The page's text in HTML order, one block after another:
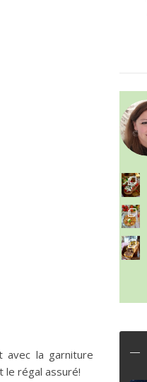
avec la garniture
le régal assuré!
~ SALADE DE PÂTES AUX DEUX TOMATES THON